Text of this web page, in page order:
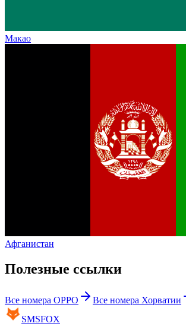
Макао
Афганистан
Полезные ссылки
Все номера OPPO Все номера Хорватии
SMSFOX